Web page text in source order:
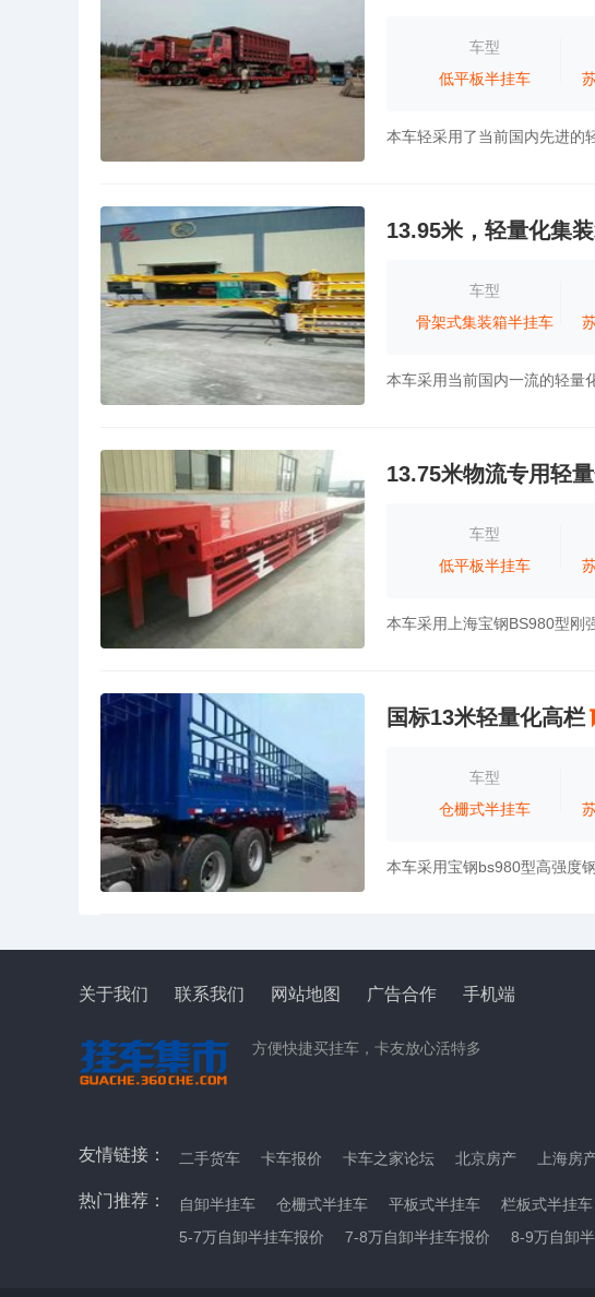
车型
低平板半挂车
13.95米，轻量化集
车型
骨架式集装箱半挂车
13.75米物流专用轻
车型
低平板半挂车
国标13米轻量化高栏
车型
仓栅式半挂车
关于我们 联系我们 网站地图 广告合作 手机端
方便快捷买挂车，卡友放心活特多
友情链接： 二手货车 卡车报价 卡车之家论坛 北京房产 上海房
热门推荐： 自卸半挂车 仓栅式半挂车 平板式半挂车 栏板式半挂车
5-7万自卸半挂车报价
7-8万自卸半挂车报价 8-9万自卸